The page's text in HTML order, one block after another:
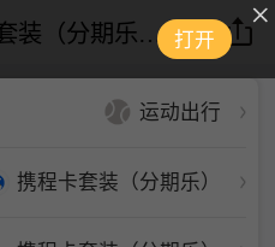
打开
运动出行携程卡套装（分期乐）携程卡套装（分期乐）携程卡套装（分期乐）500面值
运动出行
携程卡套装（分期乐）